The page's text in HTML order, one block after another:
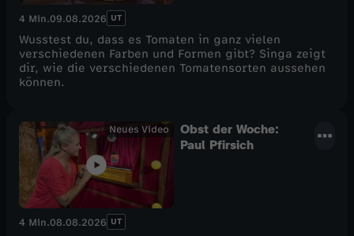
4 Min.09.08.2026 UT
Wusstest du, dass es Tomaten in ganz vielen
verschiedenen Farben und Formen gibt? Singa zeigt
dir, wie die verschiedenen Tomatensorten aussehen
können.
Neues Video
Obst der Woche:
Paul Pfirsich
4 Min.08.08.2026 UT